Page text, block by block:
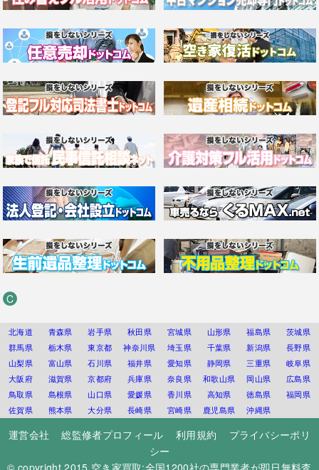
C
北海道 青森県 岩手県 秋田県 宮城県 山形県 福島県
茨城県
群馬県
栃木県 東京都 神奈川県 埼玉県 千葉県 新潟県
長野県
山梨県
富山県 石川県 福井県 愛知県 静岡県 三重県
岐阜県
大阪府
滋賀県 京都府 兵庫県 奈良県 和歌山県 岡山県
広島県
鳥取県
島根県 山口県 愛媛県 香川県 高知県 徳島県
福岡県
佐賀県
熊本県 大分県 長崎県 宮崎県 鹿児島県 沖縄県
運営会社 総監修者プロフィール 利用規約
プライバシーポリ
シー